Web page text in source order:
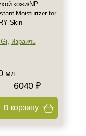
кожи/NP
Moisturizer for
Skin
, Израиль
мл
6040 ₽
В корзину
89